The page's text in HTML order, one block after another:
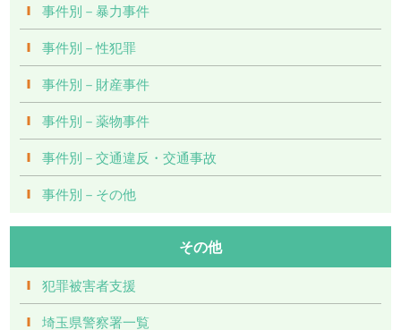
事件別－暴力事件
事件別－性犯罪
事件別－財産事件
事件別－薬物事件
事件別－交通違反・交通事故
事件別－その他
その他
犯罪被害者支援
埼玉県警察署一覧